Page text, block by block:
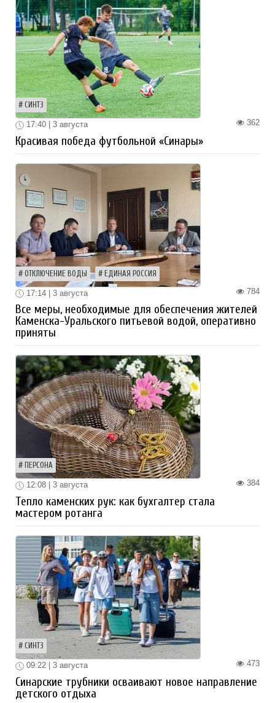
СИНТЗ
362
17:40 | 3 августа
Красивая победа футбольной «Синары»
ОТКЛЮЧЕНИЕ ВОДЫ ЕДИНАЯ РОССИЯ
784
17:14 | 3 августа
Все меры, необходимые для обеспечения жителей
Каменска-Уральского питьевой водой, оперативно
приняты
ПЕРСОНА
384
12:08 | 3 августа
Тепло каменских рук: как бухгалтер стала
мастером ротанга
СИНТЗ
473
09:22 | 3 августа
Синарские трубники осваивают новое направление
детского отдыха